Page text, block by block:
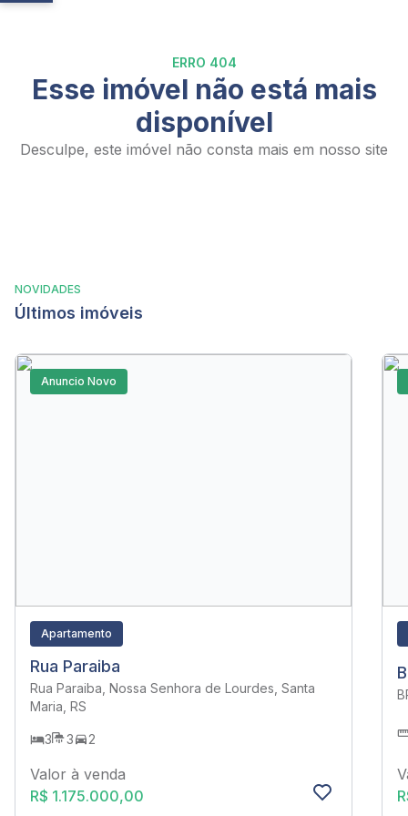
ERRO 404
Esse imóvel não está mais
disponível
Desculpe, este imóvel não consta mais em nosso site
NOVIDADES
Últimos imóveis
Anuncio Novo
Apartamento
Rua Paraiba
Rua Paraiba, Nossa Senhora de Lourdes, Santa
Maria, RS
3 3 2
Valor à venda
R$ 1.175.000,00